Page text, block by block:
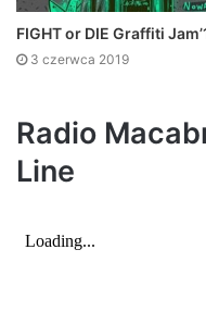
FIGHT or DIE Graffiti
3 czerwca 2019
Radio
Line